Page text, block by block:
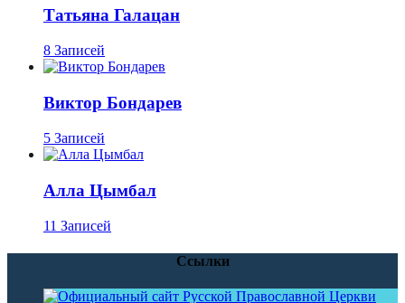
Татьяна Галацан
8 Записей
Виктор Бондарев
5 Записей
Алла Цымбал
11 Записей
Ссылки